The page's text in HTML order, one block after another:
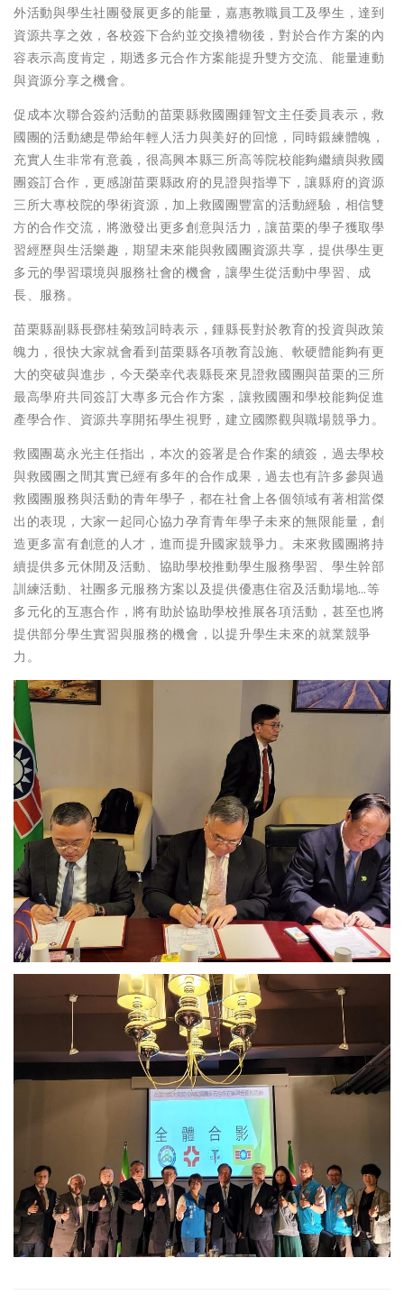
外活動與學生社團發展更多的能量，嘉惠教職員工及學生，達到
資源共享之效，各校簽下合約並交換禮物後，對於合作方案的內
容表示高度肯定，期透多元合作方案能提升雙方交流、能量連動
與資源分享之機會。
促成本次聯合簽約活動的苗栗縣救國團鍾智文主任委員表示，救
國團的活動總是帶給年輕人活力與美好的回憶，同時鍛練體魄，
充實人生非常有意義，很高興本縣三所高等院校能夠繼續與救國
團簽訂合作，更感謝苗栗縣政府的見證與指導下，讓縣府的資源
三所大專校院的學術資源，加上救國團豐富的活動經驗，相信雙
方的合作交流，將激發出更多創意與活力，讓苗栗的學子獲取學
習經歷與生活樂趣，期望未來能與救國團資源共享，提供學生更
多元的學習環境與服務社會的機會，讓學生從活動中學習、成
長、服務。
苗栗縣副縣長鄧桂菊致詞時表示，鍾縣長對於教育的投資與政策
魄力，很快大家就會看到苗栗縣各項教育設施、軟硬體能夠有更
大的突破與進步，今天榮幸代表縣長來見證救國團與苗栗的三所
最高學府共同簽訂大專多元合作方案，讓救國團和學校能夠促進
產學合作、資源共享開拓學生視野，建立國際觀與職場競爭力。
救國團葛永光主任指出，本次的簽署是合作案的續簽，過去學校
與救國團之間其實已經有多年的合作成果，過去也有許多參與過
救國團服務與活動的青年學子，都在社會上各個領域有著相當傑
出的表現，大家一起同心協力孕育青年學子未來的無限能量，創
造更多富有創意的人才，進而提升國家競爭力。未來救國團將持
續提供多元休閒及活動、協助學校推動學生服務學習、學生幹部
訓練活動、社團多元服務方案以及提供優惠住宿及活動場地…等
多元化的互惠合作，將有助於協助學校推展各項活動，甚至也將
提供部分學生實習與服務的機會，以提升學生未來的就業競爭
力。